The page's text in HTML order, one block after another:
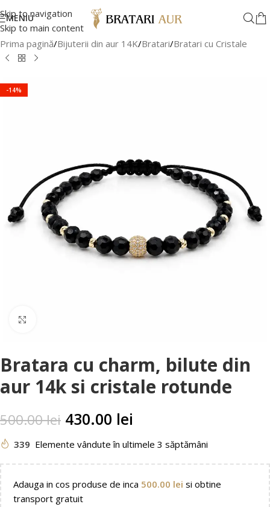
Skip to navigation
Skip to main content
MENIU
Prima pagină/Bijuterii din aur 14K/Bratari/Bratari cu Cristale
-14%
Bratara cu charm, bilute din
aur 14k si cristale rotunde
500.00lei 430.00 lei
339 Elemente vândute în ultimele 3 săptămâni
Adauga in cos produse de inca 500.00 lei si obtine
transport gratuit